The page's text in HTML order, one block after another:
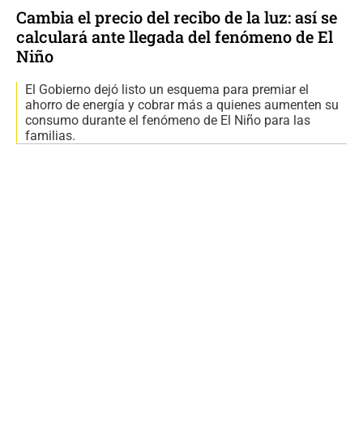
Cambia el precio del recibo de la luz: así se
calculará ante llegada del fenómeno de El
Niño
El Gobierno dejó listo un esquema para premiar el
ahorro de energía y cobrar más a quienes aumenten su
consumo durante el fenómeno de El Niño para las
familias.